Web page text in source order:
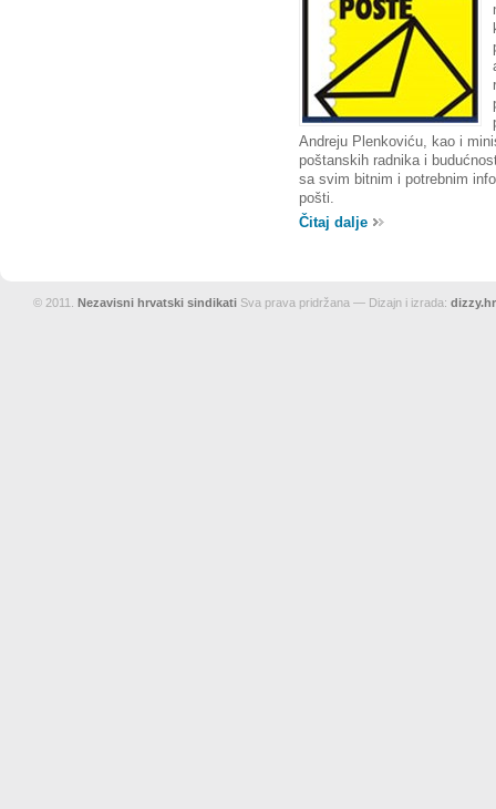
Andreju Plenkoviću, kao i
poštanskih radnika i
sa svim bitnim i potrebnim
pošti.
Čitaj dalje
© 2011. Nezavisni hrvatski sindikati Sva prava pridržana — Dizajn i izrada: dizzy.hr